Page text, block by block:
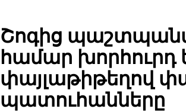
Շոգից
համար խորհուրդ
փայլաթիթեղով
պատուհանները